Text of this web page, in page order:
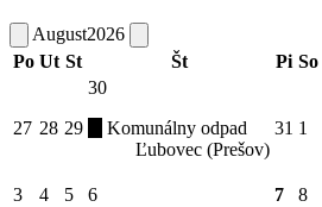
August2026
Po Ut St Št Pi So
27 28 29
30
Komunálny odpad
Ľubovec (Prešov)
31 1
3 4 5 6 7 8